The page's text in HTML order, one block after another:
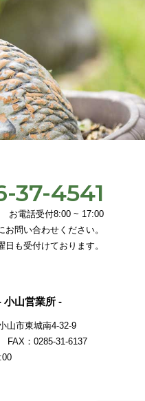
37-4541
お電話受付8:00 ~ 17:00
お問い合わせください。
も受付けております。
小山営業所 -
山市東城南4-32-9
：0285-31-6137